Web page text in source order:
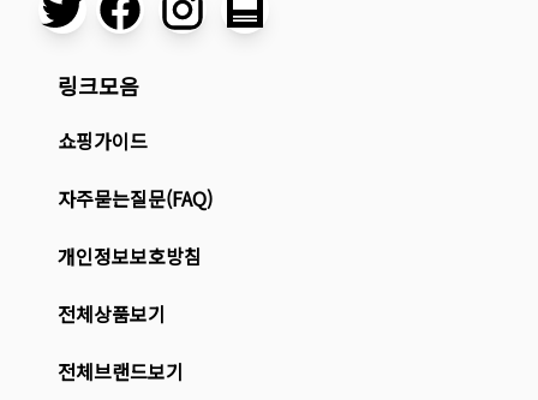
링크모음
쇼핑가이드
자주묻는질문(FAQ)
개인정보보호방침
전체상품보기
전체브랜드보기